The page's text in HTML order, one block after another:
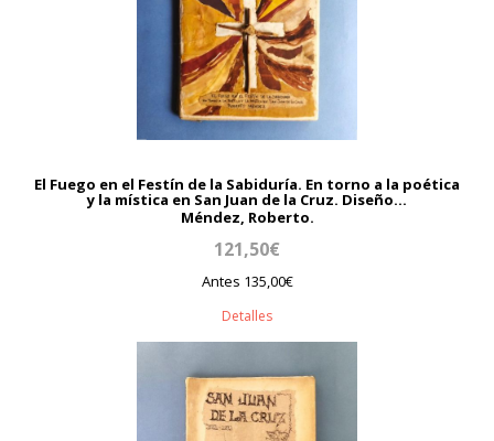
El Fuego en el Festín de la Sabiduría. En torno a la poética
y la mística en San Juan de la Cruz. Diseño...
Méndez, Roberto.
121,50€
Antes 135,00€
Detalles